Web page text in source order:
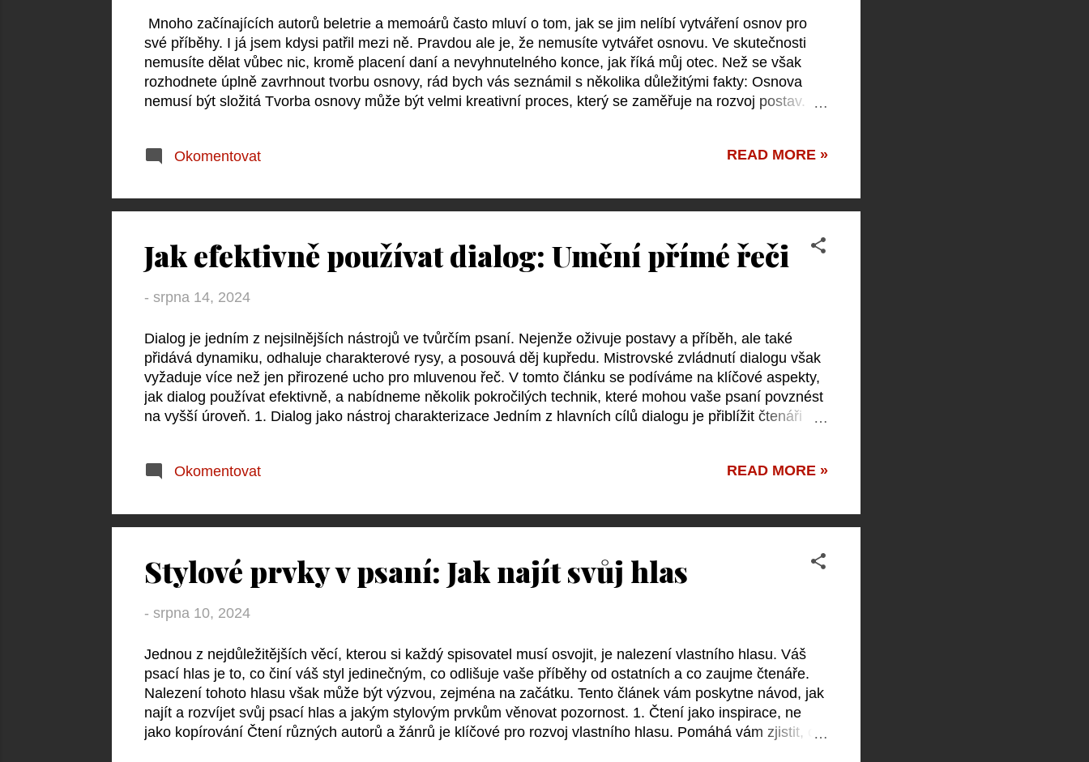
Mnoho začínajících autorů beletrie a memoárů často mluví o tom, jak se jim nelíbí vytváření osnov pro
své příběhy. I já jsem kdysi patřil mezi ně. Pravdou ale je, že nemusíte vytvářet osnovu. Ve skutečnosti
nemusíte dělat vůbec nic, kromě placení daní a nevyhnutelného konce, jak říká můj otec. Než se však
rozhodnete úplně zavrhnout tvorbu osnovy, rád bych vás seznámil s několika důležitými fakty: Osnova
nemusí být složitá Tvorba osnovy může být velmi kreativní proces, který se zaměřuje na rozvoj postav.
smiřují se svými omezeními. Přemýšlejte o osnově jako o nástroji, který vám umožňuje porušovat pravidla
pokud se rozhodnete osnovu nevypracovat, zejména pokud nemáte mnoho zkuš...
Okomentovat READ MORE »
Jak efektivně používat dialog: Umění přímé řeči
- srpna 14, 2024
Dialog je jedním z nejsilnějších nástrojů ve tvůrčím psaní. Nejenže oživuje postavy a příběh, ale také
přidává dynamiku, odhaluje charakterové rysy, a posouvá děj kupředu. Mistrovské zvládnutí dialogu však
vyžaduje více než jen přirozené ucho pro mluvenou řeč. V tomto článku se podíváme na klíčové aspekty,
jak dialog používat efektivně, a nabídneme několik pokročilých technik, které mohou vaše psaní povznést
na vyšší úroveň. 1. Dialog jako nástroj charakterizace Jedním z hlavních cílů dialogu je přiblížit čtenáři
akademik na vrcholu své kariéry. Vyvarujte se univerzálního stylu mluvy; čtenář by měl podle dialogu
charakterem a vývojem postavy. Pokud se postava mění během příběhu...
Okomentovat READ MORE »
Stylové prvky v psaní: Jak najít svůj hlas
- srpna 10, 2024
Jednou z nejdůležitějších věcí, kterou si každý spisovatel musí osvojit, je nalezení vlastního hlasu. Váš
psací hlas je to, co činí váš styl jedinečným, co odlišuje vaše příběhy od ostatních a co zaujme čtenáře.
Nalezení tohoto hlasu však může být výzvou, zejména na začátku. Tento článek vám poskytne návod, jak
najít a rozvíjet svůj psací hlas a jakým stylovým prvkům věnovat pozornost. 1. Čtení jako inspirace, ne
jako kopírování Čtení různých autorů a žánrů je klíčové pro rozvoj vlastního hlasu. Pomáhá vám zjistit, co